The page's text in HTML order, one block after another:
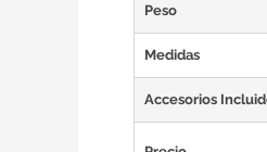
Peso
Medidas
Accesorios